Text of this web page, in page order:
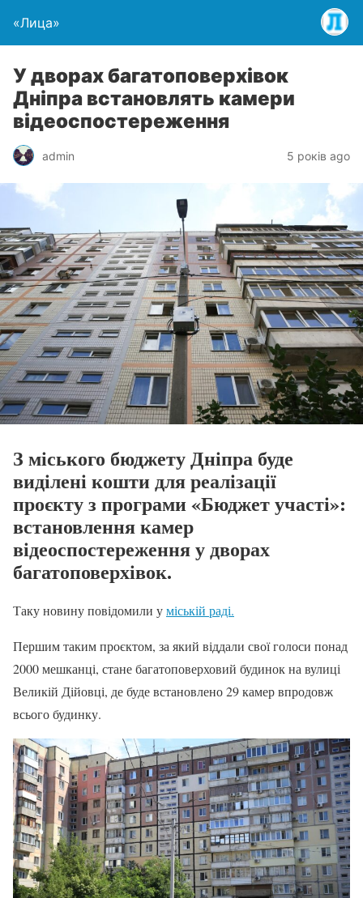
«Лица»
У дворах багатоповерхівок
Дніпра встановлять камери
відеоспостереження
admin 5 років ago
З міського бюджету Дніпра буде
виділені кошти для реалізації
проєкту з програми «Бюджет участі»:
встановлення камер
відеоспостереження у дворах
багатоповерхівок.
Таку новину повідомили уміській раді.
Першим таким проєктом, за який віддали свої голоси понад
2000 мешканці, стане багатоповерховий будинок на вулиці
Великій Дійовці, де буде встановлено 29 камер впродовж
всього будинку.